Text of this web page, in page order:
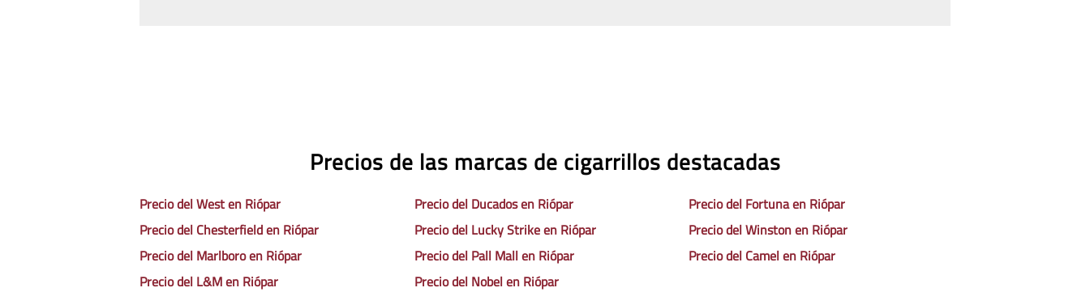
Precios de las marcas de cigarrillos destacadas
Precio del West en Riópar
Precio del Chesterfield en Riópar
Precio del Marlboro en Riópar
Precio del L&M en Riópar
Precio del Ducados en Riópar
Precio del Lucky Strike en Riópar
Precio del Pall Mall en Riópar
Precio del Nobel en Riópar
Precio del Fortuna en Riópar
Precio del Winston en Riópar
Precio del Camel en Riópar